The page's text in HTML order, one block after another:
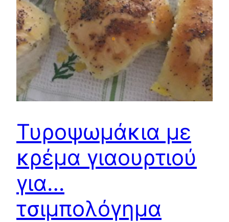
•
•
•
Τυροψωμάκια με
κρέμα γιαουρτιού
για…
τσιμπολόγημα